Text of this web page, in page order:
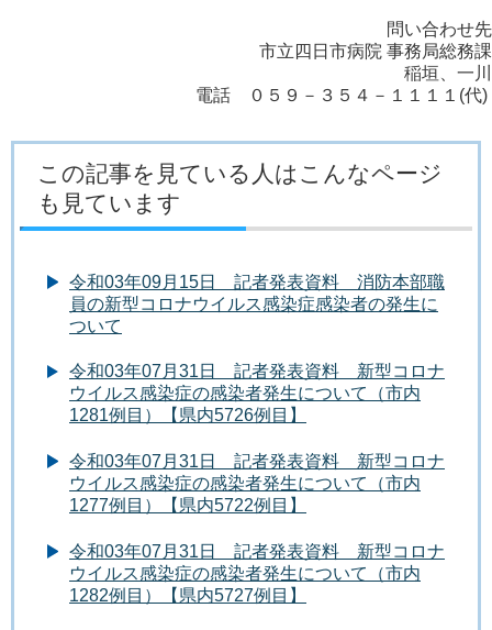
問い合わせ先
市立四日市病院 事務局総務課
稲垣、一川
電話 ０５９－３５４－１１１１(代)
この記事を見ている人はこんなページ
も見ています
令和03年09月15日 記者発表資料 消防本部職
員の新型コロナウイルス感染症感染者の発生に
ついて
令和03年07月31日 記者発表資料 新型コロナ
ウイルス感染症の感染者発生について（市内
1281例目）【県内5726例目】
令和03年07月31日 記者発表資料 新型コロナ
ウイルス感染症の感染者発生について（市内
1277例目）【県内5722例目】
令和03年07月31日 記者発表資料 新型コロナ
ウイルス感染症の感染者発生について（市内
1282例目）【県内5727例目】